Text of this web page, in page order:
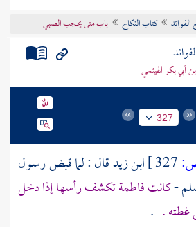
الفوائد كتاب النكاح باب متى يحجب الصبي
أبي بكر الهيثمي
327
ابن زيدقال : لما قبض رسول
-كانتفاطمةتكشف رأسها إذا دخل
غطته . .